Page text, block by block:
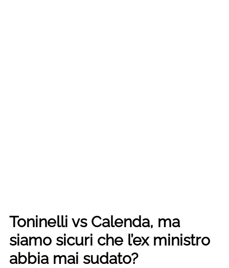
Toninelli vs Calenda, ma
siamo sicuri che l’ex ministro
abbia mai sudato?